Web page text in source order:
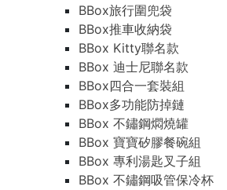
BBox旅行圍兜袋
BBox推車收納袋
BBox Kitty聯名款
BBox 迪士尼聯名款
BBox四合一套裝組
BBox多功能防掉鏈
BBox 不鏽鋼燜燒罐
BBox 寶寶矽膠餐碗組
BBox 專利湯匙叉子組
BBox 不鏽鋼吸管保冷杯